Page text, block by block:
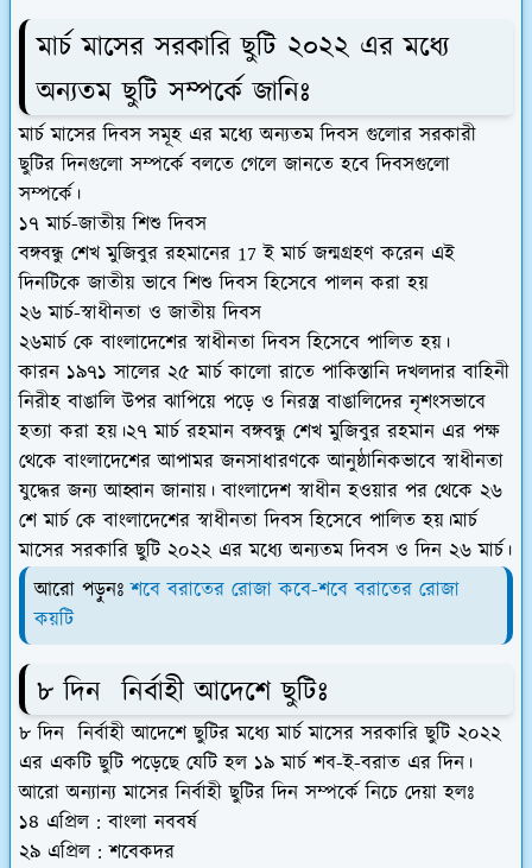
মার্চ মাসের সরকারি ছুটি ২০২২ এর মধ্যে
অন্যতম ছুটি সম্পর্কে জানিঃ
মার্চ মাসের দিবস সমূহ এর মধ্যে অন্যতম দিবস গুলোর সরকারী
ছুটির দিনগুলো সম্পর্কে বলতে গেলে জানতে হবে দিবসগুলো
সম্পর্কে।
১৭ মার্চ-জাতীয় শিশু দিবস
বঙ্গবন্ধু শেখ মুজিবুর রহমানের 17 ই মার্চ জন্মগ্রহণ করেন এই
দিনটিকে জাতীয় ভাবে শিশু দিবস হিসেবে পালন করা হয়
২৬ মার্চ-স্বাধীনতা ও জাতীয় দিবস
২৬মার্চ কে বাংলাদেশের স্বাধীনতা দিবস হিসেবে পালিত হয়।
কারন ১৯৭১ সালের ২৫ মার্চ কালো রাতে পাকিস্তানি দখলদার বাহিনী
নিরীহ বাঙালি উপর ঝাপিয়ে পড়ে ও নিরস্ত্র বাঙালিদের নৃশংসভাবে
হত্যা করা হয়।২৭ মার্চ রহমান বঙ্গবন্ধু শেখ মুজিবুর রহমান এর পক্ষ
থেকে বাংলাদেশের আপামর জনসাধারণকে আনুষ্ঠানিকভাবে স্বাধীনতা
যুদ্ধের জন্য আহ্বান জানায়। বাংলাদেশ স্বাধীন হওয়ার পর থেকে ২৬
শে মার্চ কে বাংলাদেশের স্বাধীনতা দিবস হিসেবে পালিত হয়।মার্চ
মাসের সরকারি ছুটি ২০২২ এর মধ্যে অন্যতম দিবস ও দিন ২৬ মার্চ।
আরো পড়ুনঃশবে বরাতের রোজা কবে-শবে বরাতের রোজা
কয়টি
৮ দিন নির্বাহী আদেশে ছুটিঃ
৮ দিন নির্বাহী আদেশে ছুটির মধ্যে মার্চ মাসের সরকারি ছুটি ২০২২
এর একটি ছুটি পড়েছে যেটি হল ১৯ মার্চ শব-ই-বরাত এর দিন।
আরো অন্যান্য মাসের নির্বাহী ছুটির দিন সম্পর্কে নিচে দেয়া হলঃ
১৪ এপ্রিল : বাংলা নববর্ষ
২৯ এপ্রিল : শবেকদর